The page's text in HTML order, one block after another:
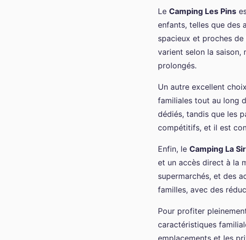
Le Camping Les Pins
enfants, telles que des
spacieux et proches
varient selon la saison,
prolongés.
Un autre excellent
familiales tout au long
dédiés, tandis que les
compétitifs, et il est
Enfin, le Camping La
et un accès direct à la
supermarchés, et des
familles, avec des
Pour profiter
caractéristiques